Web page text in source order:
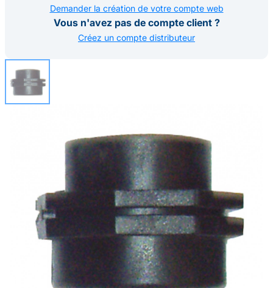
Demander la création de votre compte web
Vous n'avez pas de compte client ?
Créez un compte distributeur